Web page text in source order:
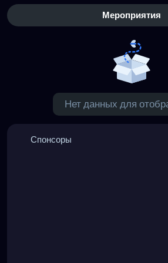
Мероприятия
Нет данных для
Спонсоры